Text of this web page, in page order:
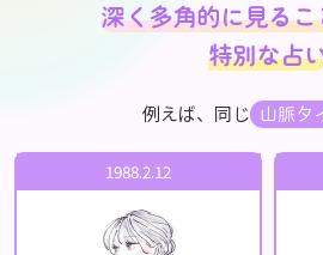
深く多角的に見る
特別な占
例えば、同じ 山脈タ
1988.2.12